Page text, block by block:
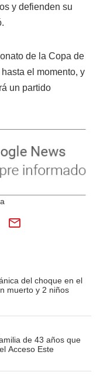
y defienden su
de la Copa de
el momento, y
un partido
del choque en el
muerto y 2 niños
de 43 años que
Acceso Este